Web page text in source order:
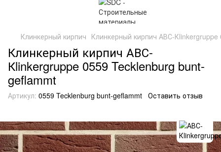
Клинкерный кирпич Клинкерный кирпич АВС-Кlinkergruppe
Клинкерный кирпич АВС-
Кlinkergruppe 0559 Tecklenburg bunt-
geflammt
Артикул: 0559 Tecklenburg bunt-geflammt Оставить отзыв